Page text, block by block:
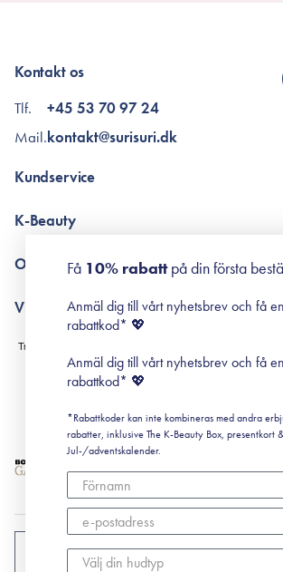
Kontakt os
Tlf.
Mail.
+45 53 70 97 24
kontakt@surisuri.dk
Kundservice
Poängshop - frågor och svar
K-Beauty
Retinol för nybörjare
Om Surisuri
Black Friday
Villkor
Leverans & Retur
Köpvillkor
Prenumerationsvillkor
Cookiepolicy
SVERIGE
Få 10% rabattpå din första
Anmäl dig till vårt nyhetsbrev och få en
rabattkod* 💖
Anmäl dig till vårt nyhetsbrev och få en
rabattkod* 💖
*Rabattkoder kan inte kombineras med andra
rabatter, inklusive The K-Beauty Box, presentkort
Jul-/adventskalender.